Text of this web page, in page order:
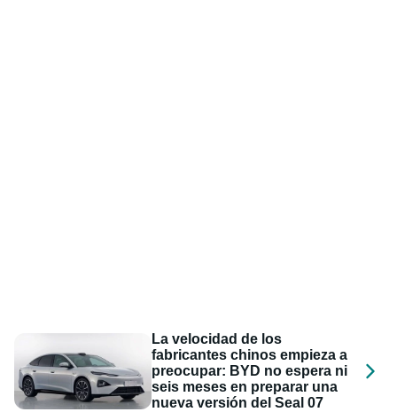
La velocidad de los
fabricantes chinos empieza a
preocupar: BYD no espera ni
seis meses en preparar una
nueva versión del Seal 07